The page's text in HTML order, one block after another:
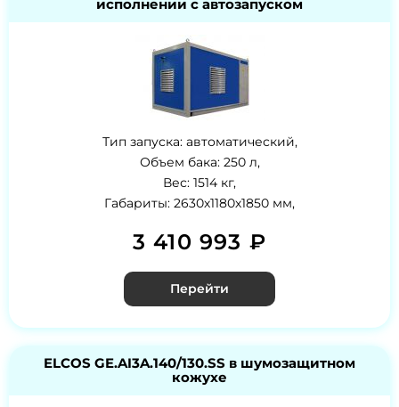
исполнении с автозапуском
Тип запуска: автоматический,
Объем бака: 250 л,
Вес: 1514 кг,
Габариты: 2630х1180х1850 мм,
3 410 993 ₽
Перейти
ELCOS GE.AI3A.140/130.SS в шумозащитном
кожухе